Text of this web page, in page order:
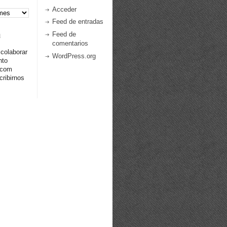
Acceder
Feed de entradas
Feed de
comentarios
WordPress.org